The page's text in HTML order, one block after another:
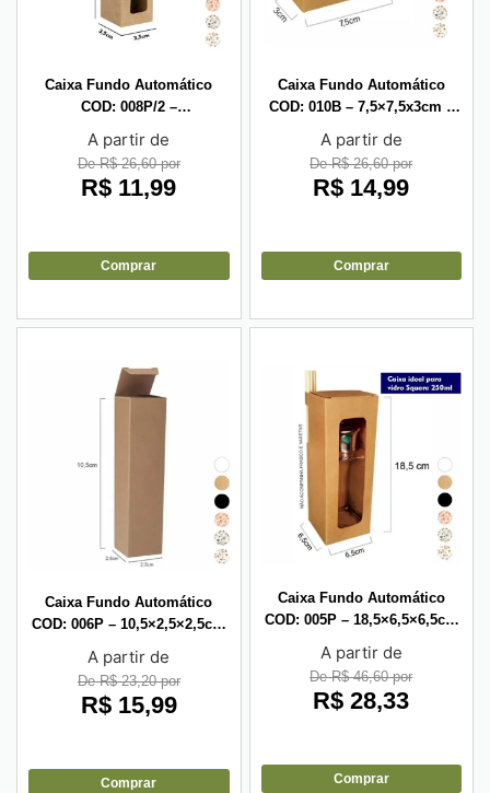
Caixa Fundo Automático
COD: 008P/2 –
A partir de
De R$ 26,60 por
R$ 11,99
Comprar
Caixa Fundo Automático
COD: 010B – 7,5×7,5x3cm –
A partir de
De R$ 26,60 por
R$ 14,99
Comprar
Caixa Fundo Automático
COD: 006P – 10,5×2,5×2,5cm
A partir de
De R$ 23,20 por
R$15,99
Comprar
Caixa Fundo Automático
COD: 005P – 18,5×6,5×6,5cm
A partir de
De R$ 46,60 por
R$ 28,33
Comprar